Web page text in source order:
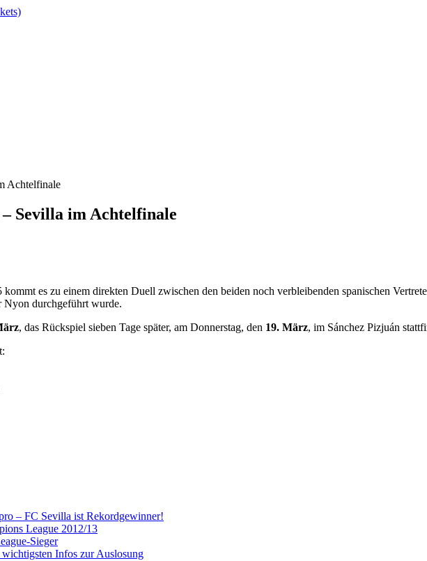
Achtelfinale
Sevilla im Achtelfinale
es zu einem direkten Duell zwischen den beiden noch verbleibenden spanischen
Nyon durchgeführt wurde.
, das Rückspiel sieben Tage später, am Donnerstag, den 19. März, im Sánchez Pizjuán
– FC Sevilla ist Rekordgewinner!
League 2012/13
Sieger
Infos zur Auslosung